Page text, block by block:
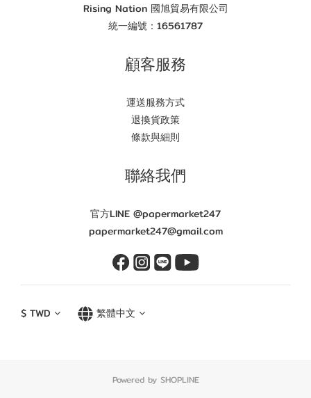
Rising Nation 國旭貿易有限公司
統一編號：16561787
顧客服務
運送服務方式
退換貨政策
條款與細則
聯絡我們
官方LINE @papermarket247
papermarket247@gmail.com
$ TWD 繁體中文
Powered by SHOPLINE